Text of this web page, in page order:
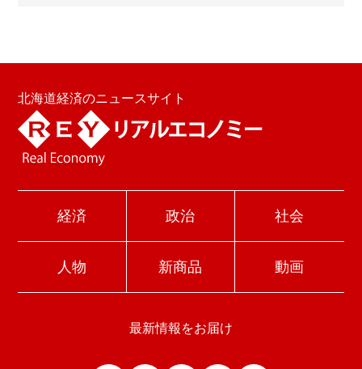
北海道経済のニュースサイト
経済 政治 社会
人物 新商品 動画
最新情報をお届け